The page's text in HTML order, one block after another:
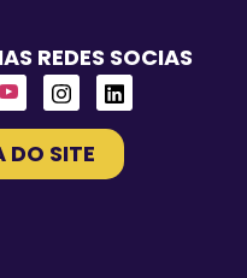
REDES SOCIAS
DO SITE